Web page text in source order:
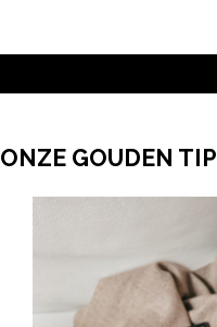
ONZE GOUDEN TIP